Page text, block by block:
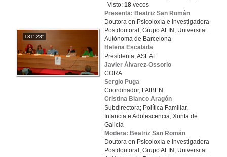
131' 28''
Visto:18 veces
Presenta: Beatriz San Román
Doutora en Psicoloxía e Investigadora
Postdoutoral, Grupo AFIN, Universitat
Autònoma de Barcelona
Helena Escalada
Presidenta, ASEAF
Javier Álvarez-Ossorio
CORA
Sergio Puga
Coordinador, FAIBEN
Cristina Blanco Aragón
Subdirectora; Política Familiar,
Infancia e Adolescencia, Xunta de
Galicia
Modera: Beatriz San Román
Doutora en Psicoloxía e Investigadora
Postdoutoral, Grupo AFIN, Universitat